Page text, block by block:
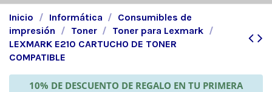
Inicio Informática
Consumibles de
impresión
Toner
Toner para Lexmark
LEXMARK E210 CARTUCHO DE TONER
COMPATIBLE
10% DE DESCUENTO DE REGALO EN TU PRIMERA